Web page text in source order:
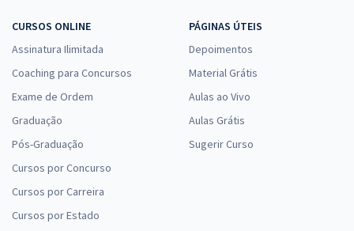
CURSOS ONLINE
Assinatura Ilimitada
Coaching para Concursos
Exame de Ordem
Graduação
Pós-Graduação
Cursos por Concurso
Cursos por Carreira
Cursos por Estado
PÁGINAS ÚTEIS
Depoimentos
Material Grátis
Aulas ao Vivo
Aulas Grátis
Sugerir Curso